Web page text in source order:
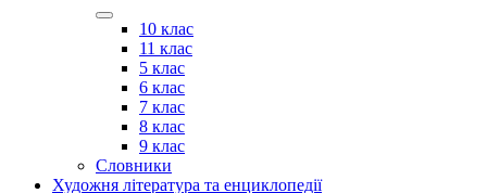
10 клас
11 клас
5 клас
6 клас
7 клас
8 клас
9 клас
Словники
Художня література та енциклопедії